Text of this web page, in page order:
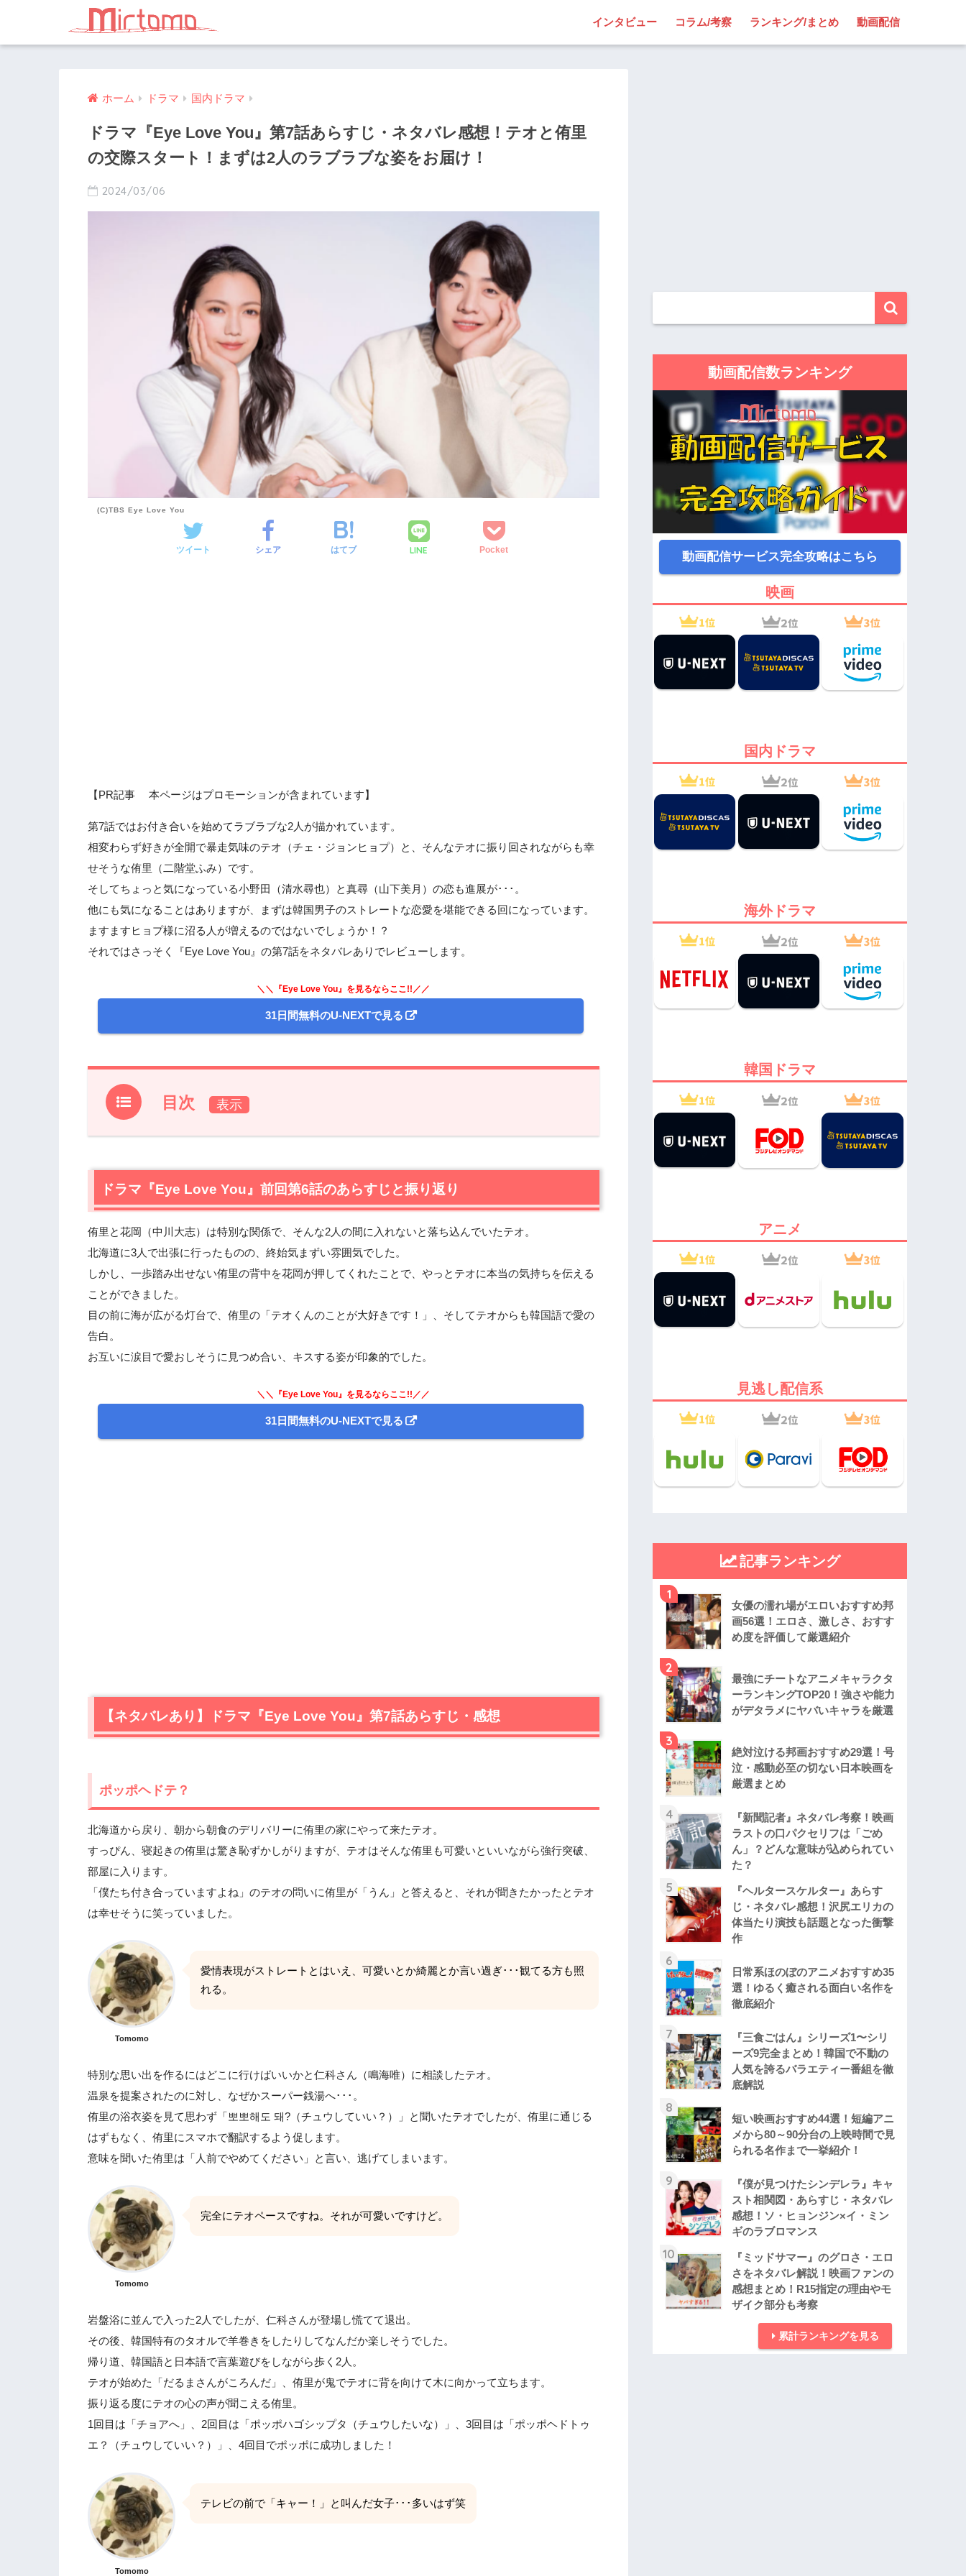
インタビュー コラム/考察 ランキング/まとめ 動画配信
ホーム ドラマ 国内ドラマ
ドラマ『Eye Love You』第7話あらすじ・ネタバレ感想！テオと侑里
の交際スタート！まずは2人のラブラブな姿をお届け！
2024/03/06
(C)TBS Eye Love You
ツイート シェア はてブ LINE Pocket
【PR記事 本ページはプロモーションが含まれています】
第7話ではお付き合いを始めてラブラブな2人が描かれています。
相変わらず好きが全開で暴走気味のテオ（チェ・ジョンヒョプ）と、そんなテオに振り回されながらも幸
せそうな侑里（二階堂ふみ）です。
そしてちょっと気になっている小野田（清水尋也）と真尋（山下美月）の恋も進展が･･･。
他にも気になることはありますが、まずは韓国男子のストレートな恋愛を堪能できる回になっています。
ますますヒョプ様に沼る人が増えるのではないでしょうか！？
それではさっそく『Eye Love You』の第7話をネタバレありでレビューします。
＼＼『Eye Love You』を見るならここ!!／／
31日間無料のU-NEXTで見る
目次
1.ドラマ『Eye Love You』前回第6話のあらすじと振り返り
2.1 ポッポヘドテ？
2.2秘密の告白
2.3 この人には知られたくない
3.ドラマ『Eye Love You』第7話あらすじ・ネタバレ感想まとめ
ドラマ『Eye Love You』前回第6話のあらすじと振り返り
侑里と花岡（中川大志）は特別な関係で、そんな2人の間に入れないと落ち込んでいたテオ。
北海道に3人で出張に行ったものの、終始気まずい雰囲気でした。
しかし、一歩踏み出せない侑里の背中を花岡が押してくれたことで、やっとテオに本当の気持ちを伝える
ことができました。
目の前に海が広がる灯台で、侑里の「テオくんのことが大好きです！」、そしてテオからも韓国語で愛の
告白。
お互いに涙目で愛おしそうに見つめ合い、キスする姿が印象的でした。
＼＼『Eye Love You』を見るならここ!!／／
31日間無料のU-NEXTで見る
【ネタバレあり】ドラマ『Eye Love You』第7話あらすじ・感想
ポッポヘドテ？
北海道から戻り、朝から朝食のデリバリーに侑里の家にやって来たテオ。
すっぴん、寝起きの侑里は驚き恥ずかしがりますが、テオはそんな侑里も可愛いといいながら強行突破、
部屋に入ります。
「僕たち付き合っていますよね」のテオの問いに侑里が「うん」と答えると、それが聞きたかったとテオ
は幸せそうに笑っていました。
Tomomo
愛情表現がストレートとはいえ、可愛いとか綺麗とか言い過ぎ･･･観てる方も照
れる。
特別な思い出を作るにはどこに行けばいいかと仁科さん（鳴海唯）に相談したテオ。
温泉を提案されたのに対し、なぜかスーパー銭湯へ･･･。
侑里の浴衣姿を見て思わず「뽀뽀해도 돼?（チュウしていい？）」と聞いたテオでしたが、侑里に通じる
はずもなく、侑里にスマホで翻訳するよう促します。
意味を聞いた侑里は「人前でやめてください」と言い、逃げてしまいます。
Tomomo
完全にテオペースですね。それが可愛いですけど。
岩盤浴に並んで入った2人でしたが、仁科さんが登場し慌てて退出。
その後、韓国特有のタオルで羊巻きをしたりしてなんだか楽しそうでした。
帰り道、韓国語と日本語で言葉遊びをしながら歩く2人。
テオが始めた「だるまさんがころんだ」、侑里が鬼でテオに背を向けて木に向かって立ちます。
振り返る度にテオの心の声が聞こえる侑里。
1回目は「チョアへ」、2回目は「ポッポハゴシップタ（チュウしたいな）」、3回目は「ポッポヘドトゥ
エ？（チュウしていい？）」、4回目でポッポに成功しました！
Tomomo
テレビの前で「キャー！」と叫んだ女子･･･多いはず笑
動画配信数ランキング
動画配信サービス完全攻略はこちら
映画
国内ドラマ
海外ドラマ
韓国ドラマ
アニメ
見逃し配信系
記事ランキング
1
女優の濡れ場がエロいおすすめ邦
画56選！エロさ、激しさ、おすす
め度を評価して厳選紹介
2
最強にチートなアニメキャラクタ
ーランキングTOP20！強さや能力
がデタラメにヤバいキャラを厳選
3
絶対泣ける邦画おすすめ29選！号
泣・感動必至の切ない日本映画を
厳選まとめ
4
『新聞記者』ネタバレ考察！映画
ラストの口パクセリフは「ごめ
ん」？どんな意味が込められてい
た？
5
『ヘルタースケルター』あらす
じ・ネタバレ感想！沢尻エリカの
体当たり演技も話題となった衝撃
作
6
日常系ほのぼのアニメおすすめ35
選！ゆるく癒される面白い名作を
徹底紹介
7
『三食ごはん』シリーズ1〜シリ
ーズ9完全まとめ！韓国で不動の
人気を誇るバラエティー番組を徹
底解説
8
短い映画おすすめ44選！短編アニ
メから80～90分台の上映時間で見
られる名作まで一挙紹介！
9
『僕が見つけたシンデレラ』キャ
スト相関図・あらすじ・ネタバレ
感想！ソ・ヒョンジン×イ・ミン
ギのラブロマンス
10
『ミッドサマー』のグロさ・エロ
さをネタバレ解説！映画ファンの
感想まとめ！R15指定の理由やモ
ザイク部分も考察
累計ランキングを見る